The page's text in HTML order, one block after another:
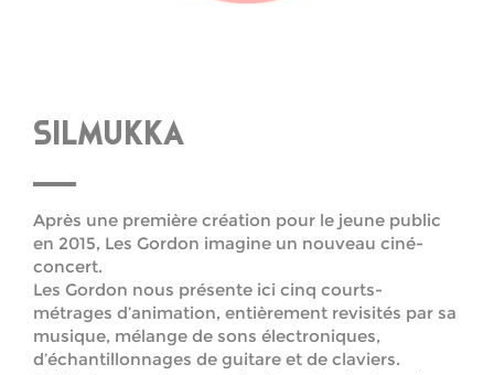
SILMUKKA
Après une première création pour le jeune public
en 2015, Les Gordon imagine un nouveau ciné-
concert.
Les Gordon nous présente ici cinq courts-
métrages d’animation, entièrement revisités par sa
musique, mélange de sons électroniques,
d’échantillonnages de guitare et de claviers.